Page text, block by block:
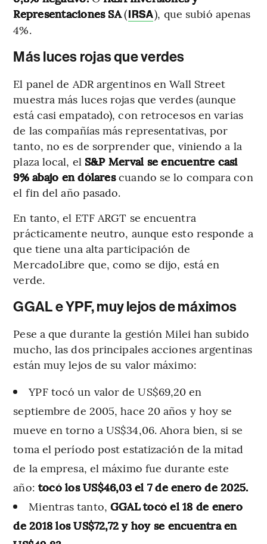
Representaciones SA(IRSA), que subió apenas
4%.
Más luces rojas que verdes
El panel de ADR argentinos en Wall Street
muestra más luces rojas que verdes (aunque
está casi empatado), con retrocesos en varias
de las compañías más representativas, por
tanto, no es de sorprender que, viniendo a la
plaza local, el S&P Merval se encuentre casi
9% abajo en dólarescuando se lo compara con
el fin del año pasado.
En tanto, el ETF ARGT se encuentra
prácticamente neutro, aunque esto responde a
que tiene una alta participación de
MercadoLibre que, como se dijo, está en
verde.
GGAL e YPF, muy lejos de máximos
Pese a que durante la gestión Milei han subido
mucho, las dos principales acciones argentinas
están muy lejos de su valor máximo:
YPF tocó un valor de US$69,20 en
septiembre de 2005, hace 20 años y hoy se
mueve en torno a US$34,06. Ahora bien, si se
toma el período post estatización de la mitad
de la empresa, el máximo fue durante este
año: tocó los US$46,03 el 7 de enero de 2025.
Mientras tanto, GGAL tocó el 18 de enero
de 2018 los US$72,72 y hoy se encuentra en